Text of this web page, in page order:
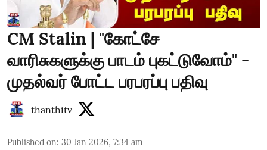
CM Stalin | "கோட்சே
வாரிசுகளுக்கு பாடம் புகட்டுவோம்" -
முதல்வர் போட்ட பரபரப்பு பதிவு
thanthitv
Published on: 30 Jan 2026, 7:34 am